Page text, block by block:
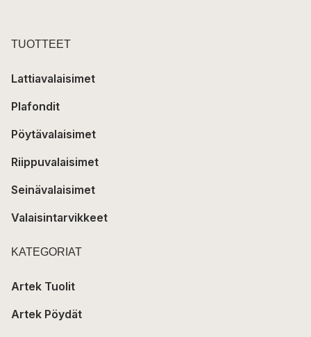
TUOTTEET
Lattiavalaisimet
Plafondit
Pöytävalaisimet
Riippuvalaisimet
Seinävalaisimet
Valaisintarvikkeet
KATEGORIAT
Artek Tuolit
Artek Pöydät